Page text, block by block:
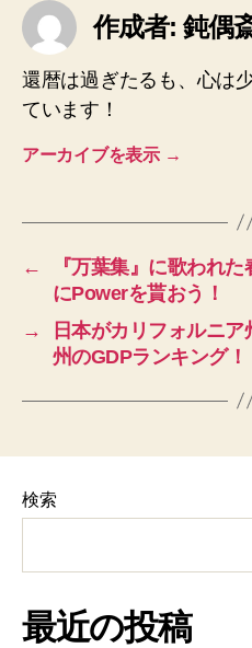
作成者: 鈍偶
還暦は過ぎたるも、心は
ています！
アーカイブを表示 →
←
『万葉集』に歌われ
にPowerを貰おう！
→
日本がカリフォルニ
州のGDPランキング！
検索
最近の投稿